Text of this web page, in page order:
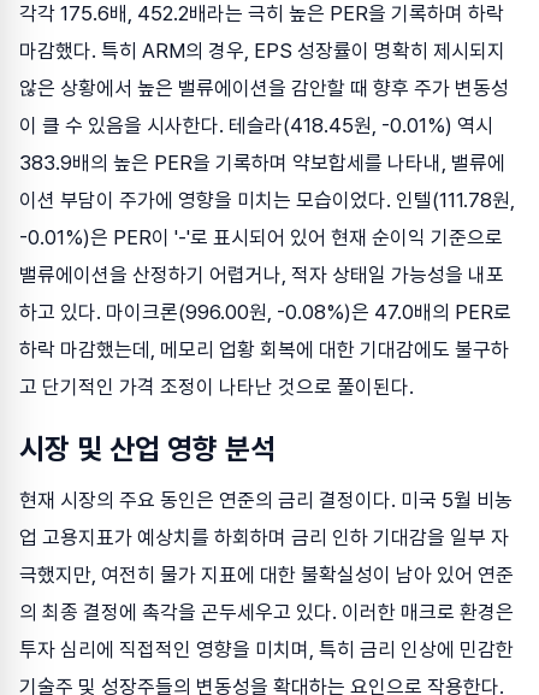
각각 175.6배, 452.2배라는 극히 높은 PER을 기록하며 하락
마감했다. 특히 ARM의 경우, EPS 성장률이 명확히 제시되지
않은 상황에서 높은 밸류에이션을 감안할 때 향후 주가 변동성
이 클 수 있음을 시사한다. 테슬라(418.45원, -0.01%) 역시
383.9배의 높은 PER을 기록하며 약보합세를 나타내, 밸류에
이션 부담이 주가에 영향을 미치는 모습이었다. 인텔(111.78원,
-0.01%)은 PER이 '-'로 표시되어 있어 현재 순이익 기준으로
밸류에이션을 산정하기 어렵거나, 적자 상태일 가능성을 내포
하고 있다. 마이크론(996.00원, -0.08%)은 47.0배의 PER로
하락 마감했는데, 메모리 업황 회복에 대한 기대감에도 불구하
고 단기적인 가격 조정이 나타난 것으로 풀이된다.
시장 및 산업 영향 분석
현재 시장의 주요 동인은 연준의 금리 결정이다. 미국 5월 비농
업 고용지표가 예상치를 하회하며 금리 인하 기대감을 일부 자
극했지만, 여전히 물가 지표에 대한 불확실성이 남아 있어 연준
의 최종 결정에 촉각을 곤두세우고 있다. 이러한 매크로 환경은
투자 심리에 직접적인 영향을 미치며, 특히 금리 인상에 민감한
기술주 및 성장주들의 변동성을 확대하는 요인으로 작용한다.